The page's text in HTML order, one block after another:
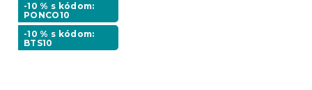
-10 % s kódom:
PONCO10
-10 % s kódom:
BTS10